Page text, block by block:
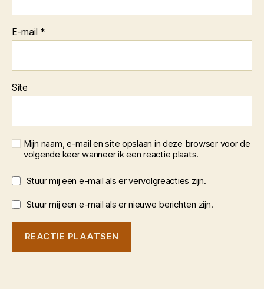
E-mail *
Site
Mijn naam, e-mail en site opslaan in deze browser voor de
volgende keer wanneer ik een reactie plaats.
Stuur mij een e-mail als er vervolgreacties zijn.
Stuur mij een e-mail als er nieuwe berichten zijn.